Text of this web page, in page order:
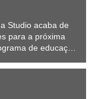
Studio acaba de
para a próxima
de educação